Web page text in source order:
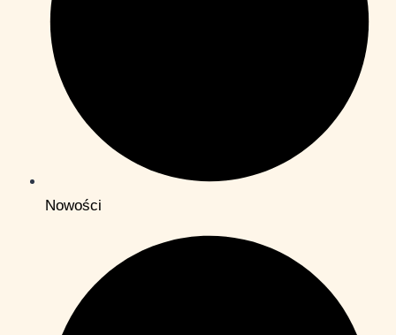
Nowości